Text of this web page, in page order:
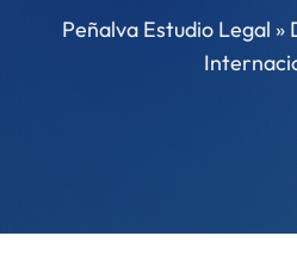
Peñalva Estudio Legal »